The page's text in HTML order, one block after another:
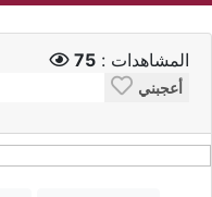
المشاهدات : 75
أعجبني